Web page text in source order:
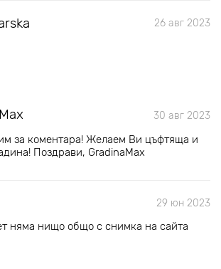
26 авг 2023
30 авг 2023
за коментара! Желаем Ви цъфтяща и
Поздрави, GradinaMax
29 юн 2023
няма нищо общо с снимка на сайта